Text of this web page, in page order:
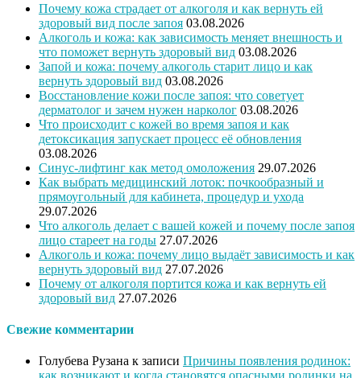
Почему кожа страдает от алкоголя и как вернуть ей
здоровый вид после запоя 03.08.2026
Алкоголь и кожа: как зависимость меняет внешность и
что поможет вернуть здоровый вид 03.08.2026
Запой и кожа: почему алкоголь старит лицо и как
вернуть здоровый вид 03.08.2026
Восстановление кожи после запоя: что советует
дерматолог и зачем нужен нарколог 03.08.2026
Что происходит с кожей во время запоя и как
детоксикация запускает процесс её обновления
03.08.2026
Синус-лифтинг как метод омоложения 29.07.2026
Как выбрать медицинский лоток: почкообразный и
прямоугольный для кабинета, процедур и ухода
29.07.2026
Что алкоголь делает с вашей кожей и почему после запоя
лицо стареет на годы 27.07.2026
Алкоголь и кожа: почему лицо выдаёт зависимость и как
вернуть здоровый вид 27.07.2026
Почему от алкоголя портится кожа и как вернуть ей
здоровый вид 27.07.2026
Свежие комментарии
Голубева Рузана к записи Причины появления родинок: